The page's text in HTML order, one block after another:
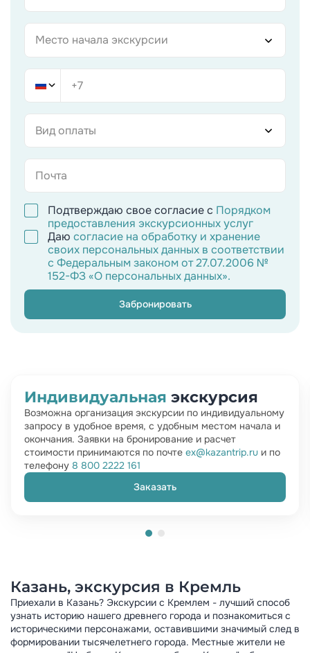
Место начала экскурсии
Вид оплаты
Подтверждаю свое согласие с Порядком
предоставления экскурсионных услуг
Даю согласие на обработку и хранение
своих персональных данных в соответствии
с Федеральным законом от 27.07.2006 №
152-ФЗ «О персональных данных».
Забронировать
Индивидуальная экскурсия
Возможна организация экскурсии по индивидуальному
запросу в удобное время, с удобным местом начала и
окончания. Заявки на бронирование и расчет
стоимости принимаются по почте ex@kazantrip.ru и по
телефону 8 800 2222 161
Заказать
Казань, экскурсия в Кремль
Приехали в Казань? Экскурсии с Кремлем - лучший способ
узнать историю нашего древнего города и познакомиться с
историческими персонажами, оставившими значимый след в
формировании тысячелетнего города. Местные жители не